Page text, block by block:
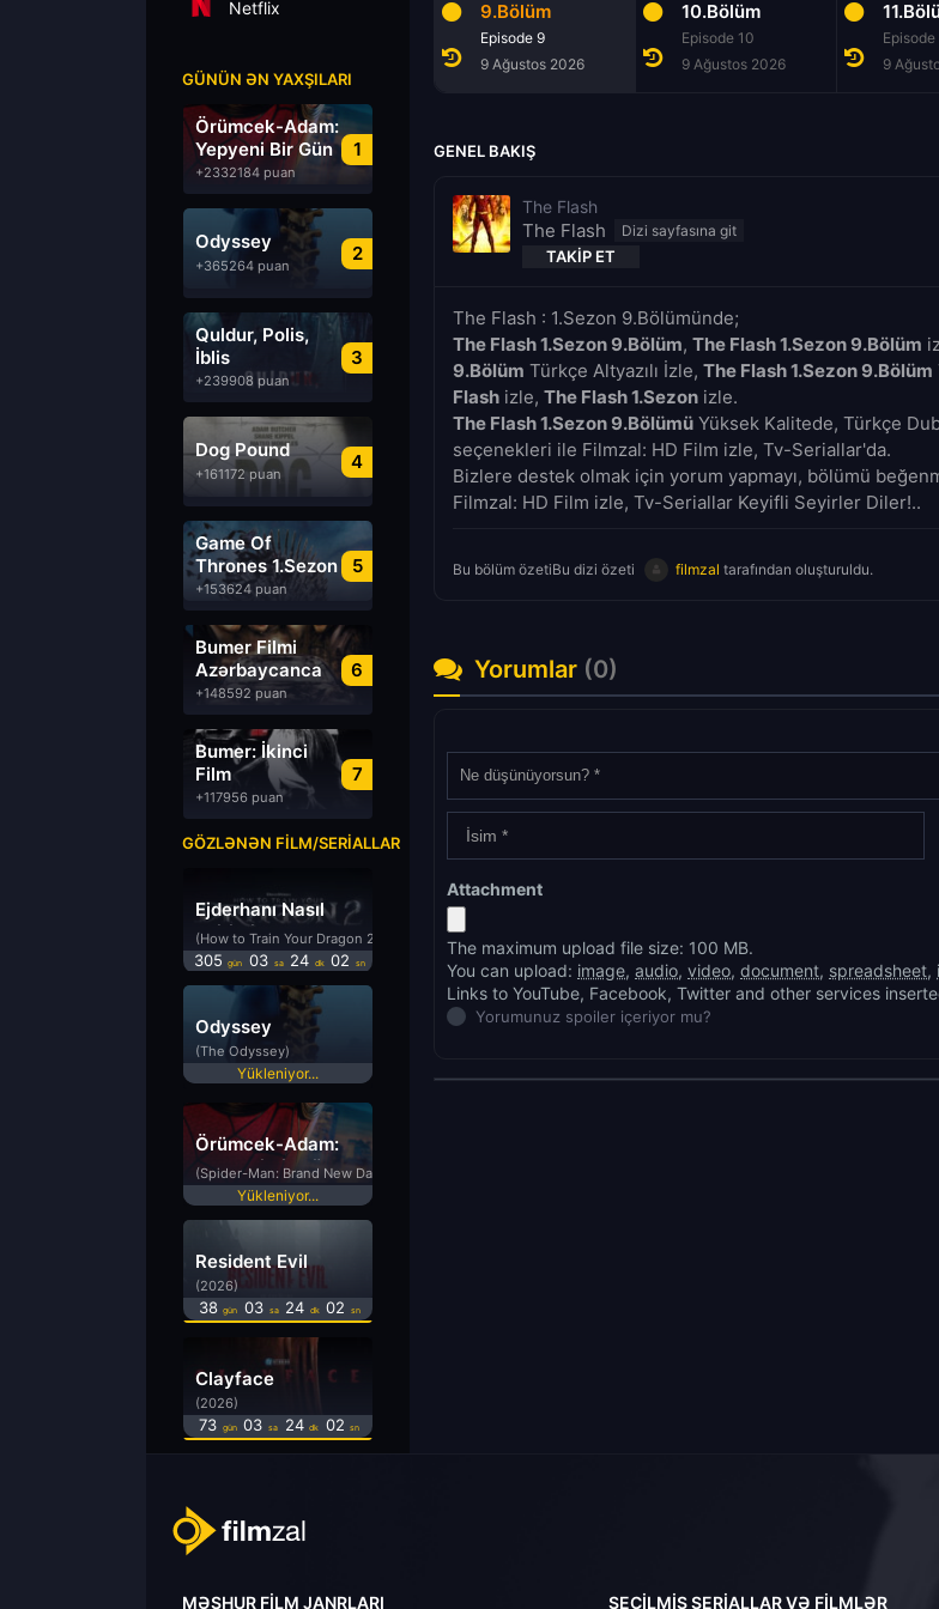
Netflix
GÜNÜN ƏN YAXŞILARI
1
Örümcek-Adam:
Yepyeni Bir Gün
+2332184 puan
2
Odyssey
+365264 puan
3
Quldur, Polis,
İblis
+239908 puan
4
Dog Pound
+161172 puan
5
Game Of
Thrones 1.Sezon
Türkçe Dublaj
izle
+153624 puan
6
Bumer Filmi
Azərbaycanca
Dublyaj izle
+148592 puan
7
Bumer: İkinci
Film
Azərbaycanca
Dublyaj izle
+117956 puan
GÖZLƏNƏN FILM/SERIALLAR
Ejderhanı Nasıl
Eğitirsin 2
(How to Train Your Dragon 2)
305 gün 03 sa 24 dk 01 sn
Odyssey
(The Odyssey)
Yükleniyor...
Örümcek-Adam:
Yepyeni Bir Gün
(Spider-Man: Brand New Day)
Yükleniyor...
Resident Evil
(2026)
38 gün 03 sa 24 dk 01 sn
Clayface
(2026)
73 gün 03 sa 24 dk 02 sn
9.Bölüm
Episode 9
9 Ağustos 2026
10.Bölüm
Episode 10
9 Ağustos 2026
Episode
9
GENEL BAKIŞ
The Flash
The Flash
TAKIP ET
The Flash : 1.Sezon 9.Bölümünde;
The Flash 1.Sezon 9.Bölüm, The Flash 1.Sezon 9.Bölüm
9.Bölüm Türkçe Altyazılı İzle, The Flash 1.Sezon 9.Bölüm
Flash izle, The Flash 1.Sezon izle.
The Flash 1.Sezon 9.Bölümü Yüksek Kalitede, Türkçe
seçenekleri ile Filmzal: HD Film izle, Tv-Seriallar'da.
Bizlere destek olmak için yorum yapmayı, bölümü
Filmzal: HD Film izle, Tv-Seriallar Keyifli Seyirler Diler!..
Bu bölüm özetiBu dizi özeti filmzal tarafından oluşturuldu.
Yorumlar (0)
Attachment
The maximum upload file size: 100 MB.
You can upload: image, audio, video, document, spreadsheet,
Links to YouTube, Facebook, Twitter and other services
Yorumunuz spoiler içeriyor mu?
MƏŞHUR FILM JANRLARI SEÇILMIŞ SERIALLAR VƏ FILMLƏR